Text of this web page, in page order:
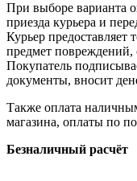
При выборе варианта
приезда курьера и
Курьер предоставляет
предмет повреждений,
Покупатель
документы, вносит
Также оплата
магазина, оплаты по
Безналичный расчёт